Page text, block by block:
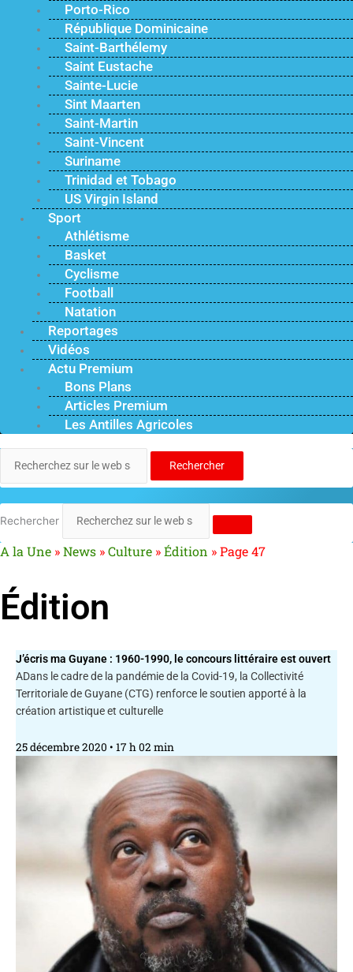
Porto-Rico
République Dominicaine
Saint-Barthélemy
Saint Eustache
Sainte-Lucie
Sint Maarten
Saint-Martin
Saint-Vincent
Suriname
Trinidad et Tobago
US Virgin Island
Sport
Athlétisme
Basket
Cyclisme
Football
Natation
Reportages
Vidéos
Actu Premium
Bons Plans
Articles Premium
Les Antilles Agricoles
Rechercher
Rechercher
A la Une »News »Culture »Édition »Page 47
Édition
J’écris ma Guyane : 1960-1990, le concours littéraire est ouvert
ADans le cadre de la pandémie de la Covid-19, la Collectivité
Territoriale de Guyane (CTG) renforce le soutien apporté à la
création artistique et culturelle
25 décembre 2020 17 h 02 min